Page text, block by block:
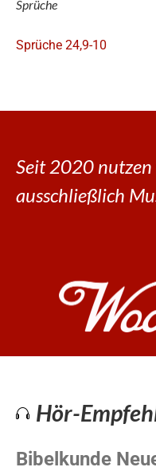
Sprüche
Sprüche 24,9-10
Seit 2020 nutzen
ausschließlich
Hör-
Bibelkunde